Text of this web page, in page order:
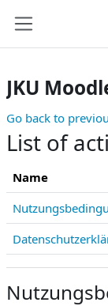
JKU
Go back to
List of
Name